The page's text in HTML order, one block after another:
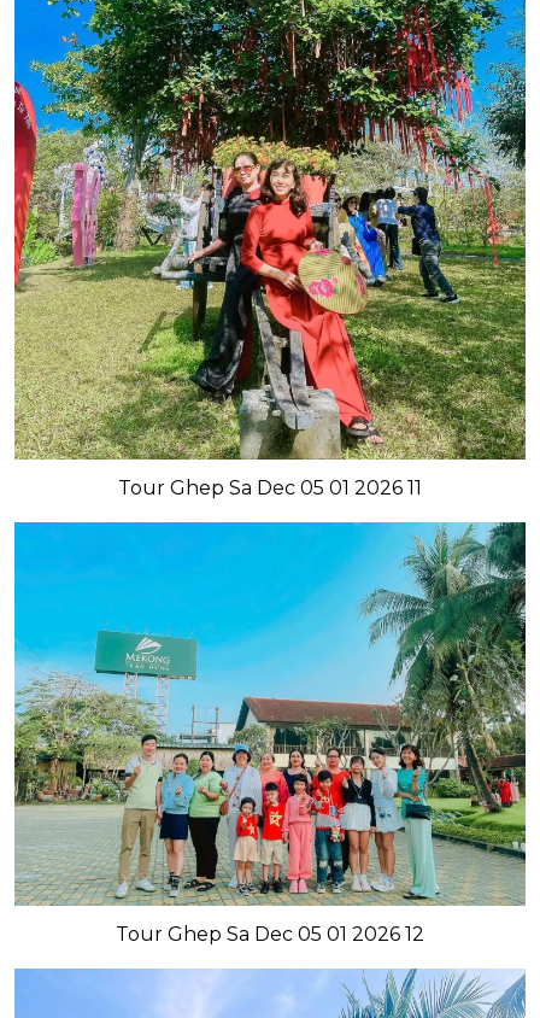
Tour Ghep Sa Dec 05 01 2026 11
Tour Ghep Sa Dec 05 01 2026 12